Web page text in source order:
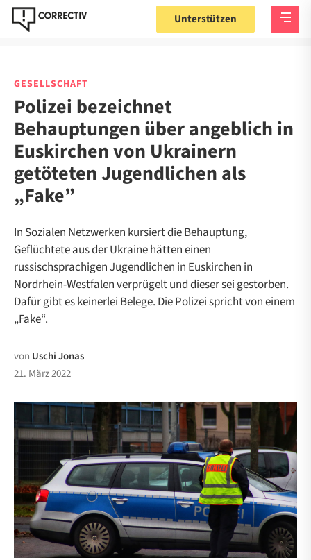
Unterstützen
GESELLSCHAFT
Polizei bezeichnet
Behauptungen über angeblich in
Euskirchen von Ukrainern
getöteten Jugendlichen als
„Fake”
In Sozialen Netzwerken kursiert die Behauptung,
Geflüchtete aus der Ukraine hätten einen
russischsprachigen Jugendlichen in Euskirchen in
Nordrhein-Westfalen verprügelt und dieser sei gestorben.
Dafür gibt es keinerlei Belege. Die Polizei spricht von einem
„Fake“.
von Uschi Jonas
21. März 2022